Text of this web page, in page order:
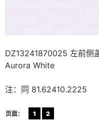
DZ13241870025 左前
Aurora White
注：同 81.62410.2225
页面： 1 2